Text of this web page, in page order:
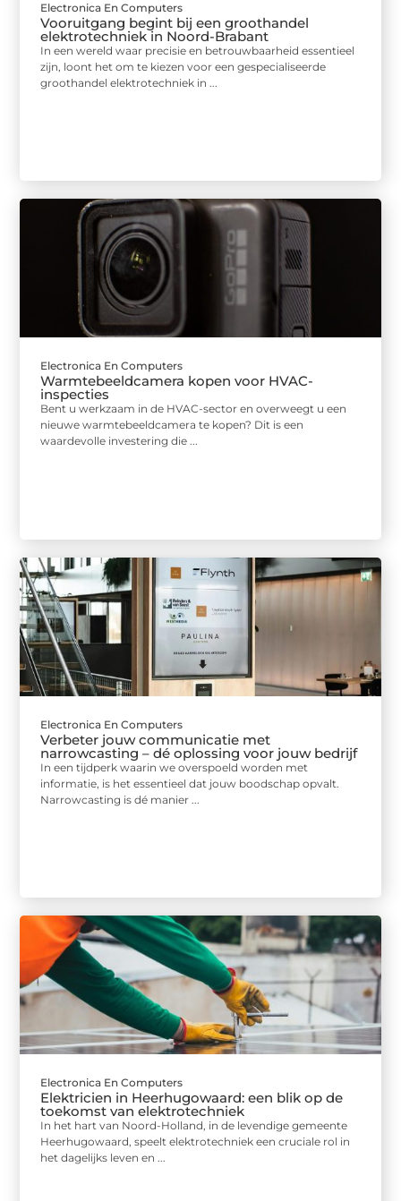
Electronica En Computers
Vooruitgang begint bij een groothandel
elektrotechniek in Noord-Brabant
In een wereld waar precisie en betrouwbaarheid essentieel
zijn, loont het om te kiezen voor een gespecialiseerde
groothandel elektrotechniek in ...
Electronica En Computers
Warmtebeeldcamera kopen voor HVAC-
inspecties
Bent u werkzaam in de HVAC-sector en overweegt u een
nieuwe warmtebeeldcamera te kopen? Dit is een
waardevolle investering die ...
Electronica En Computers
Verbeter jouw communicatie met
narrowcasting – dé oplossing voor jouw bedrijf
In een tijdperk waarin we overspoeld worden met
informatie, is het essentieel dat jouw boodschap opvalt.
Narrowcasting is dé manier ...
Electronica En Computers
Elektricien in Heerhugowaard: een blik op de
toekomst van elektrotechniek
In het hart van Noord-Holland, in de levendige gemeente
Heerhugowaard, speelt elektrotechniek een cruciale rol in
het dagelijks leven en ...